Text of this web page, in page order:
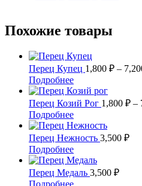
Похожие товары
Перец Купец 1,800 ₽ –
ПодробнееЭтот
товар
имеет
несколько
вариаций.
Опции
можно
выбрать
на
странице
Перец Козий Рог 1,800 ₽ –
ПодробнееЭтот
товар
имеет
несколько
вариаций.
Опции
можно
Перец Нежность 3,500 ₽
ПодробнееЭтот
товар
имеет
несколько
Перец Медаль 3,500 ₽
Этот